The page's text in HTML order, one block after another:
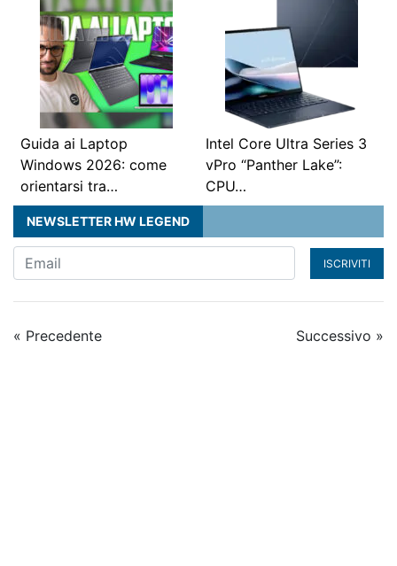
Guida ai Laptop
Windows 2026: come
orientarsi tra…
Intel Core Ultra Series 3
vPro “Panther Lake”:
CPU…
NEWSLETTER HW LEGEND
ISCRIVITI
« Precedente Successivo »